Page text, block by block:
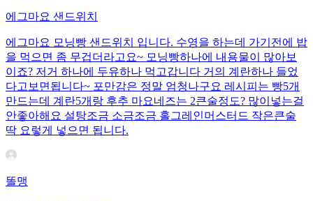
에그마요 샌드위치
에그마요 모닝빵 샌드위치 입니다. 수영을 하는데 가기전에 밥
을 먹으면 좀 무겁더라고요~ 모닝빵하나에 내용물이 많아보
이죠? 저거 하나에 두유하나 먹고갑니다 거의 계란하나 들었
다고보면됩니다~ 포만감은 정말 엄청나구요 레시피는 빵5개
만드는데 계란5개랑 후추 마요네즈는 2큰술정도? 많이넣는걸
안좋아해요 설탕조금 소금조금 홀그레인머스터드 작은큰술
딱 요렇게 넣으면 됩니다.
똘맹